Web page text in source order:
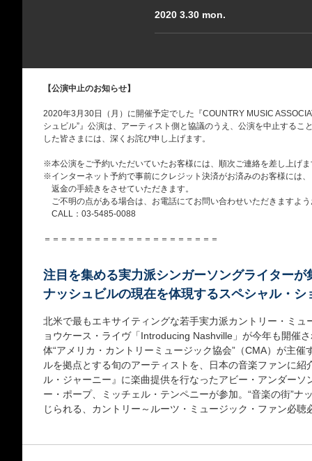
2020 3.30 mon.
【公演中止のお知らせ】
2020年3月30日（月）に開催予定でした『COUNTRY MUSIC
シュビル”』公演は、アーティスト側と協議のうえ、公演を中止するこ
した皆さまには、深くお詫び申し上げます。
※本公演をご予約いただいていたお客様には、順次ご連絡を差し上げ
※インターネット予約で事前にクレジット決済がお済みのお客様には、
返金の手続きをさせていただきます。
ご不明の点がある場合は、お電話にてお問い合わせいただきますよ
CALL：03-5485-0088
＝＝＝＝＝＝＝＝＝＝＝＝＝＝＝＝＝＝＝＝＝
注目を集める実力派シンガーソングライターが
ナッシュビルの現在を体現するスペシャル・シ
北米で最もエキサイティングな若手実力派カントリー・ミ
ョウケース・ライヴ「Introducing Nashville」が今年も開催
体“アメリカ・カントリーミュージック協会”（CMA）が主
ルを拠点とする旬のアーティストを、日本の音楽ファンに
ル・ジャーニー』に楽曲提供を行なったアビー・アンダー
ー・ポープ、ミッチェル・テンペニーが参加。“音楽の街”ナ
じられる、カントリー～ルーツ・ミュージック・ファン必聴